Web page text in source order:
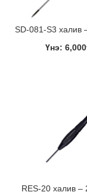
SD-081-S3 халив
Үнэ:
RES-20 халив